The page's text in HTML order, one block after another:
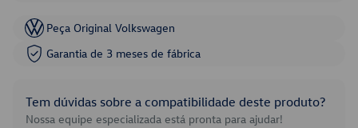
Peça Original Volkswagen
Garantia de 3 meses de fábrica
Tem dúvidas sobre a compatibilidade deste produto?
Nossa equipe especializada está pronta para ajudar!